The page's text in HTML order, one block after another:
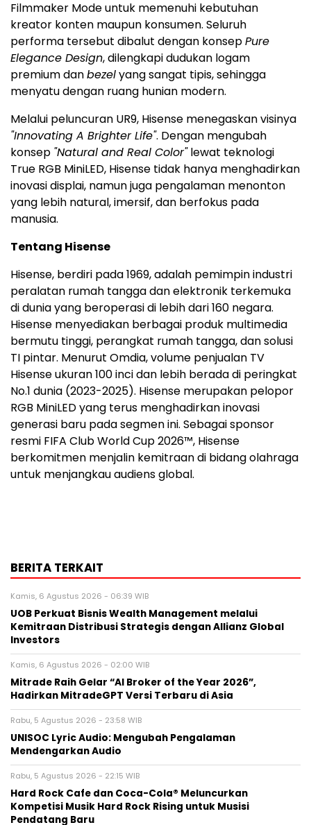
Filmmaker Mode untuk memenuhi kebutuhan
kreator konten maupun konsumen. Seluruh
performa tersebut dibalut dengan konsepPure
Elegance Design, dilengkapi dudukan logam
premium danbezelyang sangat tipis, sehingga
menyatu dengan ruang hunian modern.
Melalui peluncuran UR9, Hisense menegaskan visinya
"Innovating A Brighter Life". Dengan mengubah
konsep "Natural and Real Color"lewat teknologi
True RGB MiniLED, Hisense tidak hanya menghadirkan
inovasi displai, namun juga pengalaman menonton
yang lebih natural, imersif, dan berfokus pada
manusia.
Tentang Hisense
Hisense, berdiri pada 1969, adalah pemimpin industri
peralatan rumah tangga dan elektronik terkemuka
di dunia yang beroperasi di lebih dari 160 negara.
Hisense menyediakan berbagai produk multimedia
bermutu tinggi, perangkat rumah tangga, dan solusi
TI pintar. Menurut Omdia, volume penjualan TV
Hisense ukuran 100 inci dan lebih berada di peringkat
No.1 dunia (2023-2025). Hisense merupakan pelopor
RGB MiniLED yang terus menghadirkan inovasi
generasi baru pada segmen ini. Sebagai sponsor
resmi FIFA Club World Cup 2026™, Hisense
berkomitmen menjalin kemitraan di bidang olahraga
untuk menjangkau audiens global.
BERITA TERKAIT
Kamis, 6 Agustus 2026 - 06:39 WIB
UOB Perkuat Bisnis Wealth Management melalui
Kemitraan Distribusi Strategis dengan Allianz Global
Investors
Kamis, 6 Agustus 2026 - 02:00 WIB
Mitrade Raih Gelar “AI Broker of the Year 2026”,
Hadirkan MitradeGPT Versi Terbaru di Asia
Rabu, 5 Agustus 2026 - 23:58 WIB
UNISOC Lyric Audio: Mengubah Pengalaman
Mendengarkan Audio
Rabu, 5 Agustus 2026 - 22:15 WIB
Hard Rock Cafe dan Coca-Cola® Meluncurkan
Kompetisi Musik Hard Rock Rising untuk Musisi
Pendatang Baru